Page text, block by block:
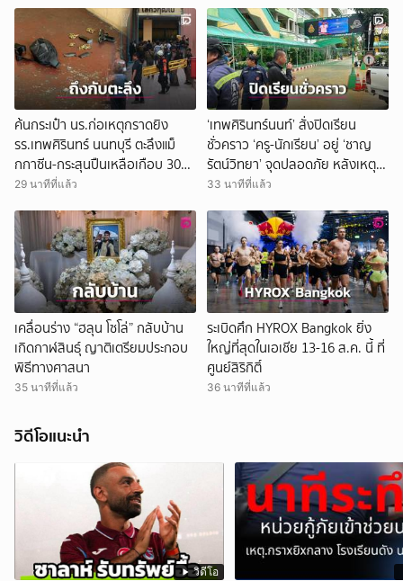
ค้นกระเป๋า นร.ก่อเหตุกราดยิง
รร.เทพศิรินทร์ นนทบุรี ตะลึงแม็
กกาซีน-กระสุนปืนเหลือเกือบ 30
นัด
29 นาทีที่แล้ว
‘เทพศิรินทร์นนท์’ สั่งปิดเรียน
ชั่วคราว ‘ครู-นักเรียน’ อยู่ ‘ชาญ
รัตน์วิทยา’ จุดปลอดภัย หลังเหตุก
ราดยิง
33 นาทีที่แล้ว
เคลื่อนร่าง “ฮลุน โซโล่” กลับบ้าน
เกิดกาฬสินธุ์ ญาติเตรียมประกอบ
พิธีทางศาสนา
35 นาทีที่แล้ว
ระเบิดศึก HYROX Bangkok ยิ่ง
ใหญ่ที่สุดในเอเชีย 13-16 ส.ค. นี้ ที่
ศูนย์สิริกิติ์
36 นาทีที่แล้ว
วิดีโอแนะนำ
วิดีโอ
ยกเลิก